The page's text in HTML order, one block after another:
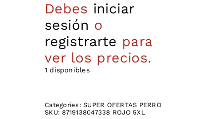
Debes iniciar
sesión o
registrarte para
ver los precios.
1 disponibles
Categories:SUPER OFERTAS PERRO
SKU: 8719138047338 ROJO 5XL